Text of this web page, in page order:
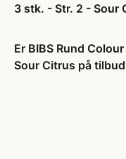
3 stk. - Str. 2 - Sour
Er BIBS Rund
Sour Citrus på